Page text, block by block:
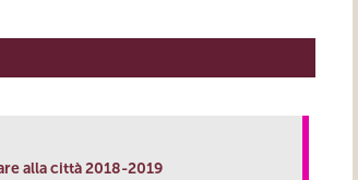
alla città 2018-2019